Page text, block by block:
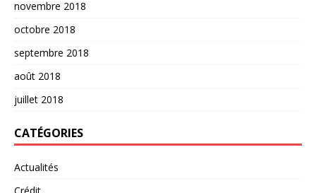
novembre 2018
octobre 2018
septembre 2018
août 2018
juillet 2018
CATÉGORIES
Actualités